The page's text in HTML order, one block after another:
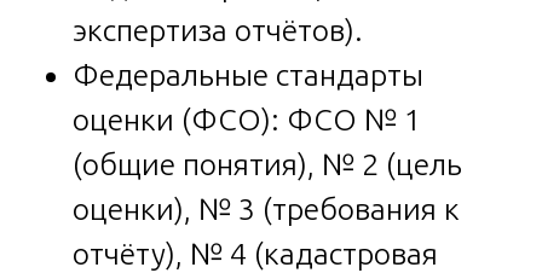
экспертиза отчётов).
Федеральные стандарты
оценки (ФСО): ФСО № 1
(общие понятия), № 2 (цель
оценки), № 3 (требования к
отчёту), № 4 (кадастровая